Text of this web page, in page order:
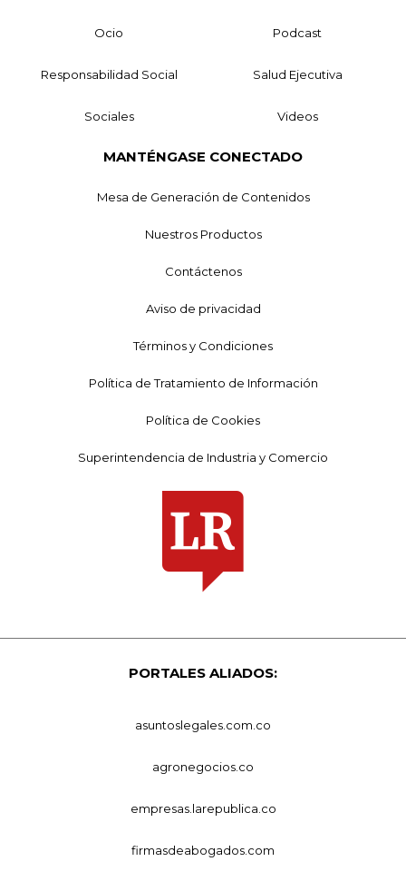
Ocio Podcast
Responsabilidad Social Salud Ejecutiva
Sociales Videos
MANTÉNGASE CONECTADO
Mesa de Generación de Contenidos
Nuestros Productos
Contáctenos
Aviso de privacidad
Términos y Condiciones
Política de Tratamiento de Información
Política de Cookies
Superintendencia de Industria y Comercio
PORTALES ALIADOS:
asuntoslegales.com.co
agronegocios.co
empresas.larepublica.co
firmasdeabogados.com